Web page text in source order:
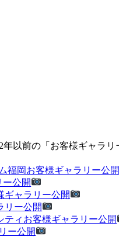
以前の「お客様ギャラ
福岡お客様ギャラリー公開
ー公開
ギャラリー公開
リー公開
ティお客様ギャラリー公開
ー公開